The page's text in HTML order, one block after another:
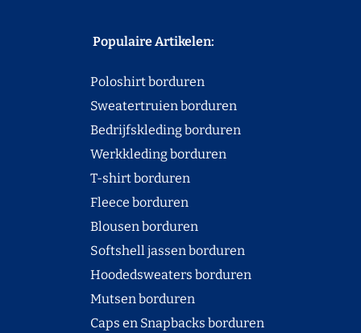
Populaire Artikelen:
Poloshirt borduren
Sweatertruien borduren
Bedrijfskleding borduren
Werkkleding borduren
T-shirt borduren
Fleece borduren
Blousen borduren
Softshell jassen borduren
Hoodedsweaters borduren
Mutsen borduren
Caps en Snapbacks borduren